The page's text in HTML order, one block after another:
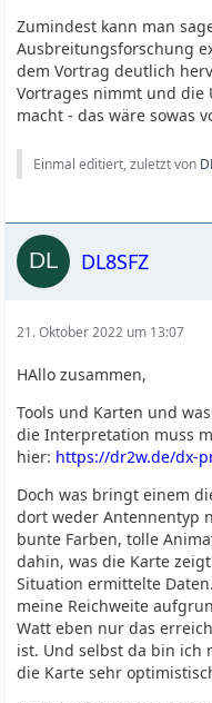
Zumindest kann man
Ausbreitungsforschung
dem Vortrag deutlich
Vortrages nimmt und die
macht - das wäre sowas
Einmal editiert, zuletzt von
DL8SFZ
21. Oktober 2022 um 13:07
HAllo zusammen,
Tools und Karten und
die Interpretation muss
hier: https://dr2w.de/dx-
Doch was bringt einem
dort weder Antennentyp
bunte Farben, tolle
dahin, was die Karte
Situation ermittelte
meine Reichweite
Watt eben nur das
ist. Und selbst da bin ich
die Karte sehr